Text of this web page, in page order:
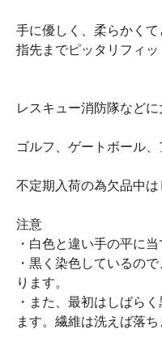
手に優しく、柔らかくて
指先までピッタリフィッ
レスキュー消防隊などに
ゴルフ、ゲートボール
不定期入荷の為欠品中は
注意
・白色と違い手の平に当
・黒く染色しているの
ります。
・また、最初はしばら
ます。繊維は洗えば落ち